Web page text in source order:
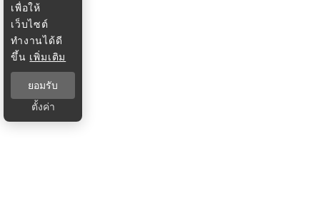
เพื่อให้
เว็บไซต์
ทำงานได้ดี
ขึ้น เพิ่มเติม
ยอมรับ
ตั้งค่า